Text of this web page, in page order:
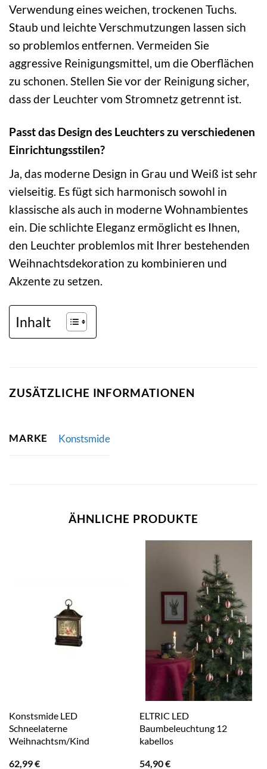
Verwendung eines weichen, trockenen Tuchs.
Staub und leichte Verschmutzungen lassen sich
so problemlos entfernen. Vermeiden Sie
aggressive Reinigungsmittel, um die Oberflächen
zu schonen. Stellen Sie vor der Reinigung sicher,
dass der Leuchter vom Stromnetz getrennt ist.
Passt das Design des Leuchters zu verschiedenen
Einrichtungsstilen?
Ja, das moderne Design in Grau und Weiß ist sehr
vielseitig. Es fügt sich harmonisch sowohl in
klassische als auch in moderne Wohnambientes
ein. Die schlichte Eleganz ermöglicht es Ihnen,
den Leuchter problemlos mit Ihrer bestehenden
Weihnachtsdekoration zu kombinieren und
Akzente zu setzen.
Inhalt
ZUSÄTZLICHE INFORMATIONEN
MARKE Konstsmide
ÄHNLICHE PRODUKTE
Konstsmide LED
Schneelaterne
Weihnachtsm/Kind
62,99€
ELTRIC LED
Baumbeleuchtung 12
kabellos
54,90€